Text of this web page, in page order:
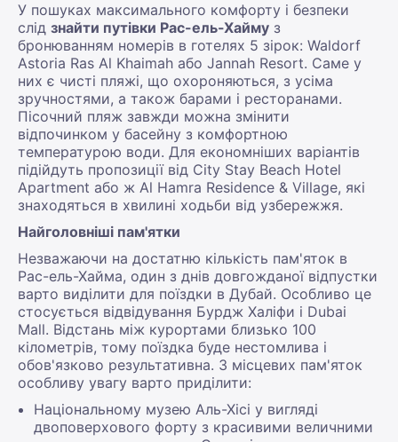
У пошуках максимального комфорту і безпеки
слід знайти путівки Рас-ель-Хайму з
бронюванням номерів в готелях 5 зірок: Waldorf
Astoria Ras Al Khaimah або Jannah Resort. Саме у
них є чисті пляжі, що охороняються, з усіма
зручностями, а також барами і ресторанами.
Пісочний пляж завжди можна змінити
відпочинком у басейну з комфортною
температурою води. Для економніших варіантів
підійдуть пропозиції від City Stay Beach Hotel
Apartment або ж Al Hamra Residence & Village, які
знаходяться в хвилині ходьби від узбережжя.
Найголовніші пам'ятки
Незважаючи на достатню кількість пам'яток в
Рас-ель-Хайма, один з днів довгожданої відпустки
варто виділити для поїздки в Дубай. Особливо це
стосується відвідування Бурдж Халіфи і Dubai
Mall. Відстань між курортами близько 100
кілометрів, тому поїздка буде нестомлива і
обов'язково результативна. З місцевих пам'яток
особливу увагу варто приділити:
Національному музею Аль-Хісі у вигляді
двоповерхового форту з красивими величними